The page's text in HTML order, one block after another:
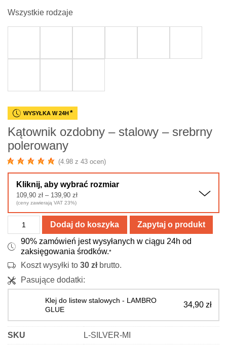
Wszystkie rodzaje
WYSYŁKA W 24H*
Kątownik ozdobny – stalowy – srebrny
polerowany
(4.98 z 43 ocen)
Kliknij, aby wybrać rozmiar
109,90 zł – 139,90 złZakres
109,90 zł
do
(ceny zawierają VAT 23%)
ilość
Kątownik
ozdobny
stalowy
-
polerowany
Dodaj do koszyka
Zapytaj o produkt
90% zamówień jest wysyłanych w ciągu 24h od
zaksięgowania środków.*
Koszt wysyłki to 30 złbrutto.
Pasujące dodatki:
Klej do listew stalowych - LAMBRO
GLUE
34,90 zł
SKU L-SILVER-MI